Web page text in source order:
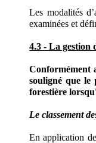
Les modalités
examinées et
4.3 - La gestion
Conformément
souligné que
forestière
Le classement
En application